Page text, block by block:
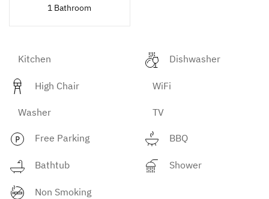
1 Bathroom
Kitchen Dishwasher
High Chair WiFi
Washer TV
Free Parking BBQ
Bathtub Shower
Non Smoking